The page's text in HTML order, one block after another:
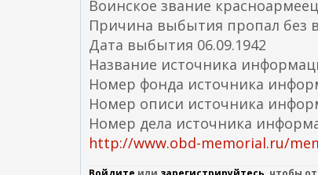
Воинское звание красноармеец
Причина выбытия пропал без
Дата выбытия 06.09.1942
Название источника
Номер фонда источника
Номер описи источника
Номер дела источника
http://www.obd-memorial.ru/